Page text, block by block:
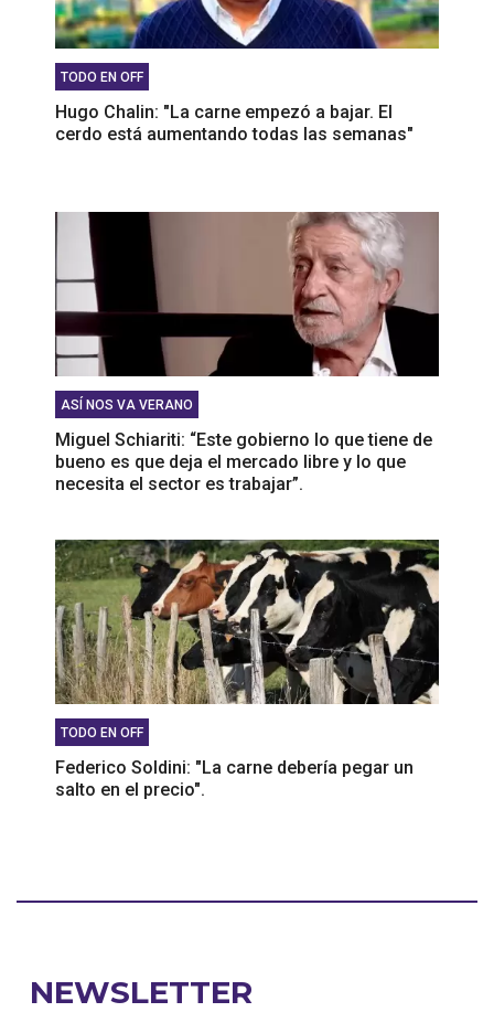
TODO EN OFF
Hugo Chalin: "La carne empezó a bajar. El
cerdo está aumentando todas las semanas"
ASÍ NOS VA VERANO
Miguel Schiariti: “Este gobierno lo que tiene de
bueno es que deja el mercado libre y lo que
necesita el sector es trabajar”.
TODO EN OFF
Federico Soldini: "La carne debería pegar un
salto en el precio".
NEWSLETTER